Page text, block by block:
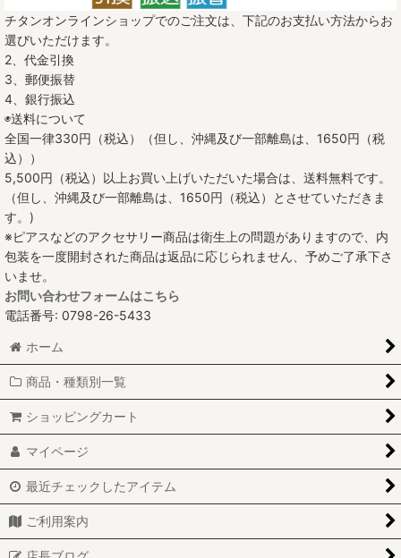
チタンオンラインショップでのご注文は、下記のお支払い方法からお
選びいただけます。
2、代金引換
3、郵便振替
4、銀行振込
◉送料について
全国一律330円（税込）（但し、沖縄及び一部離島は、1650円（税
込））
5,500円（税込）以上お買い上げいただいた場合は、送料無料です。
（但し、沖縄及び一部離島は、1650円（税込）とさせていただきま
す。)
※ピアスなどのアクセサリー商品は衛生上の問題がありますので、内
包装を一度開封された商品は返品に応じられません、予めご了承下さ
いませ。
お問い合わせフォームはこちら
電話番号: 0798-26-5433
ホーム
商品・種類別一覧
ショッピングカート
マイページ
最近チェックしたアイテム
ご利用案内